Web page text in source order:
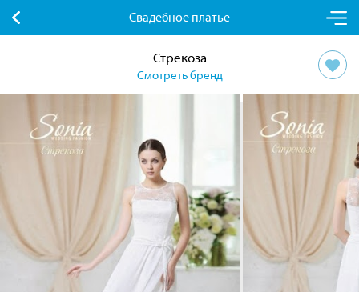
Свадебное платье
Стрекоза
Смотреть бренд